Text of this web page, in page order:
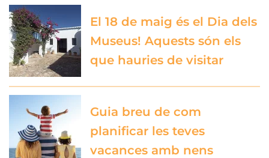
El 18 de maig és el Dia dels
Museus! Aquests són els
que hauries de visitar
Guia breu de com
planificar les teves
vacances amb nens